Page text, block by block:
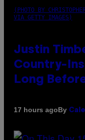
(PHOTO BY
VIA GETTY IMAGES)
Justin
Country-
Long
17 hours agoBy